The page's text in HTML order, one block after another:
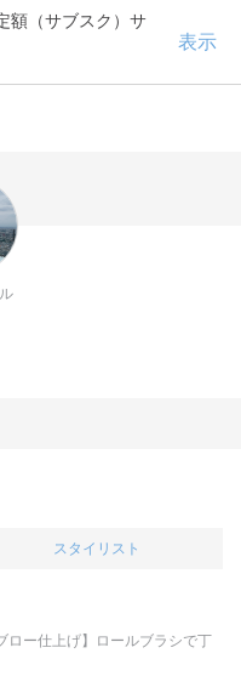
額（サブスク）サ
表示
スタイリスト
ロー仕上げ】ロールブラシで丁